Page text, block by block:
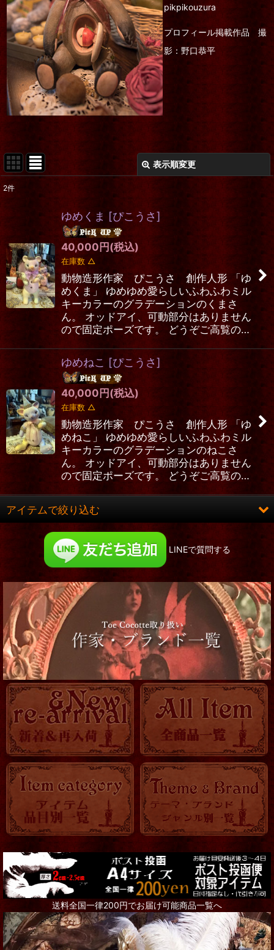
pikpikouzura
プロフィール掲載作品 撮
影：野口恭平
表示順変更
:
並び順:
絞り込む
2件
ゆめくま [ぴこうさ]
40,000円(税込)
在庫数 △
動物造形作家 ぴこうさ 創作人形 「ゆ
めくま」 ゆめゆめ愛らしいふわふわミル
キーカラーのグラデーションのくまさ
ん。 オッドアイ、可動部分はありません
ので固定ポーズです。 どうぞご高覧の…
ゆめねこ [ぴこうさ]
40,000円(税込)
在庫数 △
動物造形作家 ぴこうさ 創作人形 「ゆ
めねこ」 ゆめゆめ愛らしいふわふわミル
キーカラーのグラデーションのねこさ
ん。 オッドアイ、可動部分はありません
ので固定ポーズです。 どうぞご高覧の…
アイテムで絞り込む
宝箱・創作作家カンヌン (全商品)
色々、時のものから。
UROKO-鱗-
カバネド-Arata Nakajima-
Tilly Bloom
Austria Cat Arts
[PAPAYA!] Anahata Joy Katkin
ガラスの小鳥社
嘘月アヤマル
genome
烏有-UYU-
市原綾彦 Ichihara Ayahiko
清水真理-Mari Shimizu-
StrangeArtifact -Poorman's Gold Label-
瞳 硝子
Ｄｅａｔｈ’ｓ－ｈｅａｄ Ｈａｗｋｍｏｔｈ
LINEで質問する
送料全国一律200円でお届け可能商品一覧へ